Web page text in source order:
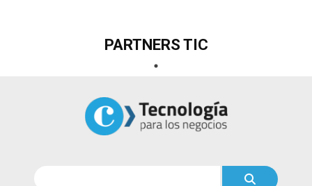
PARTNERS TIC